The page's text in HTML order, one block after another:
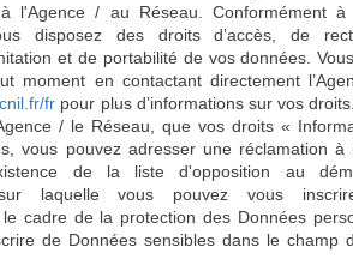
l'Agence / au Réseau. Conformément
disposez des droits d’accès, de
et de portabilité de vos données.
moment en contactant directement
fr pour plus d’informations sur vos
/ le Réseau, que vos droits «
vous pouvez adresser une réclamation à
de la liste d'opposition au
laquelle vous pouvez vous
cadre de la protection des Données
de Données sensibles dans le champ